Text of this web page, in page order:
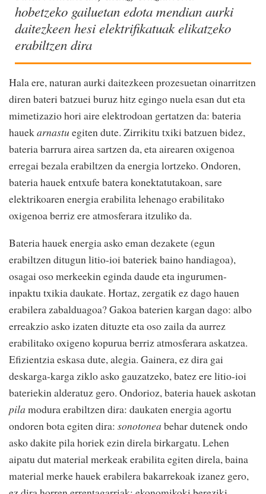
hobetzeko gailuetan edota mendian aurki
daitezkeen hesi elektrifikatuak elikatzeko
erabiltzen dira
Hala ere, naturan aurki daitezkeen prozesuetan oinarritzen
diren bateri batzuei buruz hitz egingo nuela esan dut eta
mimetizazio hori aire elektrodoan gertatzen da: bateria
hauekarnastu egiten dute. Zirrikitu txiki batzuen bidez,
bateria barrura airea sartzen da, eta airearen oxigenoa
erregai bezala erabiltzen da energia lortzeko. Ondoren,
bateria hauek entxufe batera konektatutakoan, sare
elektrikoaren energia erabilita lehenago erabilitako
oxigenoa berriz ere atmosferara itzuliko da.
Bateria hauek energia asko eman dezakete (egun
erabiltzen ditugun litio-ioi bateriek baino handiagoa),
osagai oso merkeekin eginda daude eta ingurumen-
inpaktu txikia daukate. Hortaz, zergatik ez dago hauen
erabilera zabalduagoa? Gakoa baterien kargan dago: albo
erreakzio asko izaten dituzte eta oso zaila da aurrez
erabilitako oxigeno kopurua berriz atmosferara askatzea.
Efizientzia eskasa dute, alegia. Gainera, ez dira gai
deskarga-karga ziklo asko gauzatzeko, batez ere litio-ioi
bateriekin alderatuz gero. Ondorioz, bateria hauek askotan
pila modura erabiltzen dira: daukaten energia agortu
ondoren bota egiten dira: sonotonea behar dutenek ondo
asko dakite pila horiek ezin direla birkargatu. Lehen
aipatu dut material merkeak erabilita egiten direla, baina
material merke hauek erabilera bakarrekoak izanez gero,